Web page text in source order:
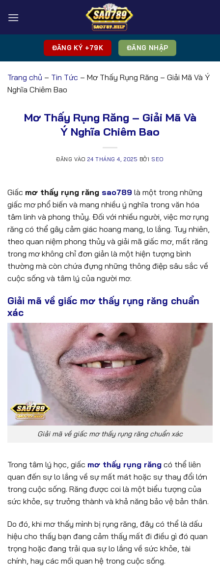
qua
ĐĂNG KÝ +79K ĐĂNG NHẬP
Trang chủ – Tin Tức – Mơ Thấy Rụng Răng – Giải Mã Và Ý
Nghĩa Chiêm Bao
Mơ Thấy Rụng Răng – Giải Mã Và
Ý Nghĩa Chiêm Bao
ĐĂNG VÀO24 THÁNG 4, 2025 BỞI SEO
Giấc mơ thấy rụng răng sao789 là một trong những
giấc mơ phổ biến và mang nhiều ý nghĩa trong văn hóa
tâm linh và phong thủy. Đối với nhiều người, việc mơ rụng
răng có thể gây cảm giác hoang mang, lo lắng. Tuy nhiên,
theo quan niệm phong thủy và giải mã giấc mơ, mất răng
trong mơ không chỉ đơn giản là một hiện tượng bình
thường mà còn chứa đựng những thông điệp sâu sắc về
cuộc sống và tâm lý của người mơ.
Giải mã về giấc mơ thấy rụng răng chuẩn
xác
Giải mã về giấc mơ thấy rụng răng chuẩn xác
Trong tâm lý học, giấc mơ thấy rụng răng có thể liên
quan đến sự lo lắng về sự mất mát hoặc sự thay đổi lớn
trong cuộc sống. Răng được coi là một biểu tượng của
sức khỏe, sự trưởng thành và khả năng bảo vệ bản thân.
Do đó, khi mơ thấy mình bị rụng răng, đây có thể là dấu
hiệu cho thấy bạn đang cảm thấy mất đi điều gì đó quan
trọng hoặc đang trải qua sự lo lắng về sức khỏe, tài
chính, hay các mối quan hệ trong cuộc sống.